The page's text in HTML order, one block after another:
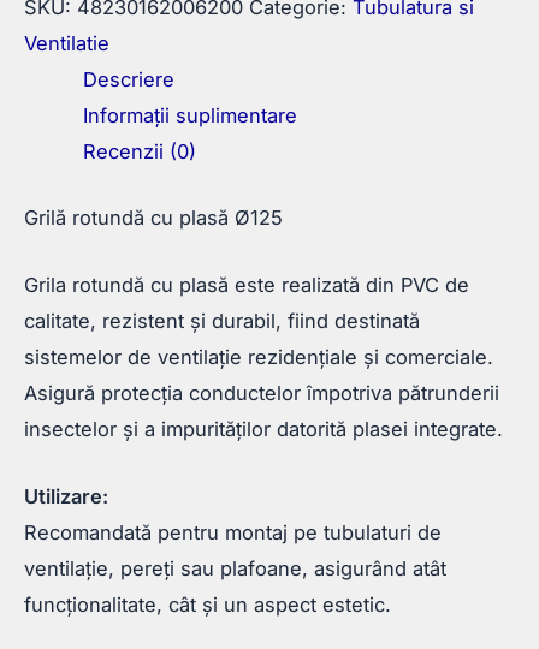
SKU: 48230162006200 Categorie: Tubulatura si
Ventilatie
Descriere
Informații suplimentare
Recenzii (0)
Grilă rotundă cu plasă Ø125
Grila rotundă cu plasă este realizată din PVC de
calitate, rezistent și durabil, fiind destinată
sistemelor de ventilație rezidențiale și comerciale.
Asigură protecția conductelor împotriva pătrunderii
insectelor și a impurităților datorită plasei integrate.
Utilizare:
Recomandată pentru montaj pe tubulaturi de
ventilație, pereți sau plafoane, asigurând atât
funcționalitate, cât și un aspect estetic.